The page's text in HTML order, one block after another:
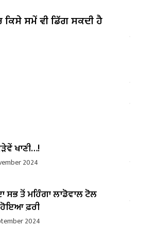
ਸਮੇਂ ਵੀ ਡਿੱਗ ਸਕਦੀ ਹੈ
ਖਾਣੀ…!
2024
ਸਭ ਤੋਂ ਮਹਿੰਗਾ ਲਾਡੋਵਾਲ ਟੋਲ
ਹੋਇਆ ਫ਼ਰੀ
2024